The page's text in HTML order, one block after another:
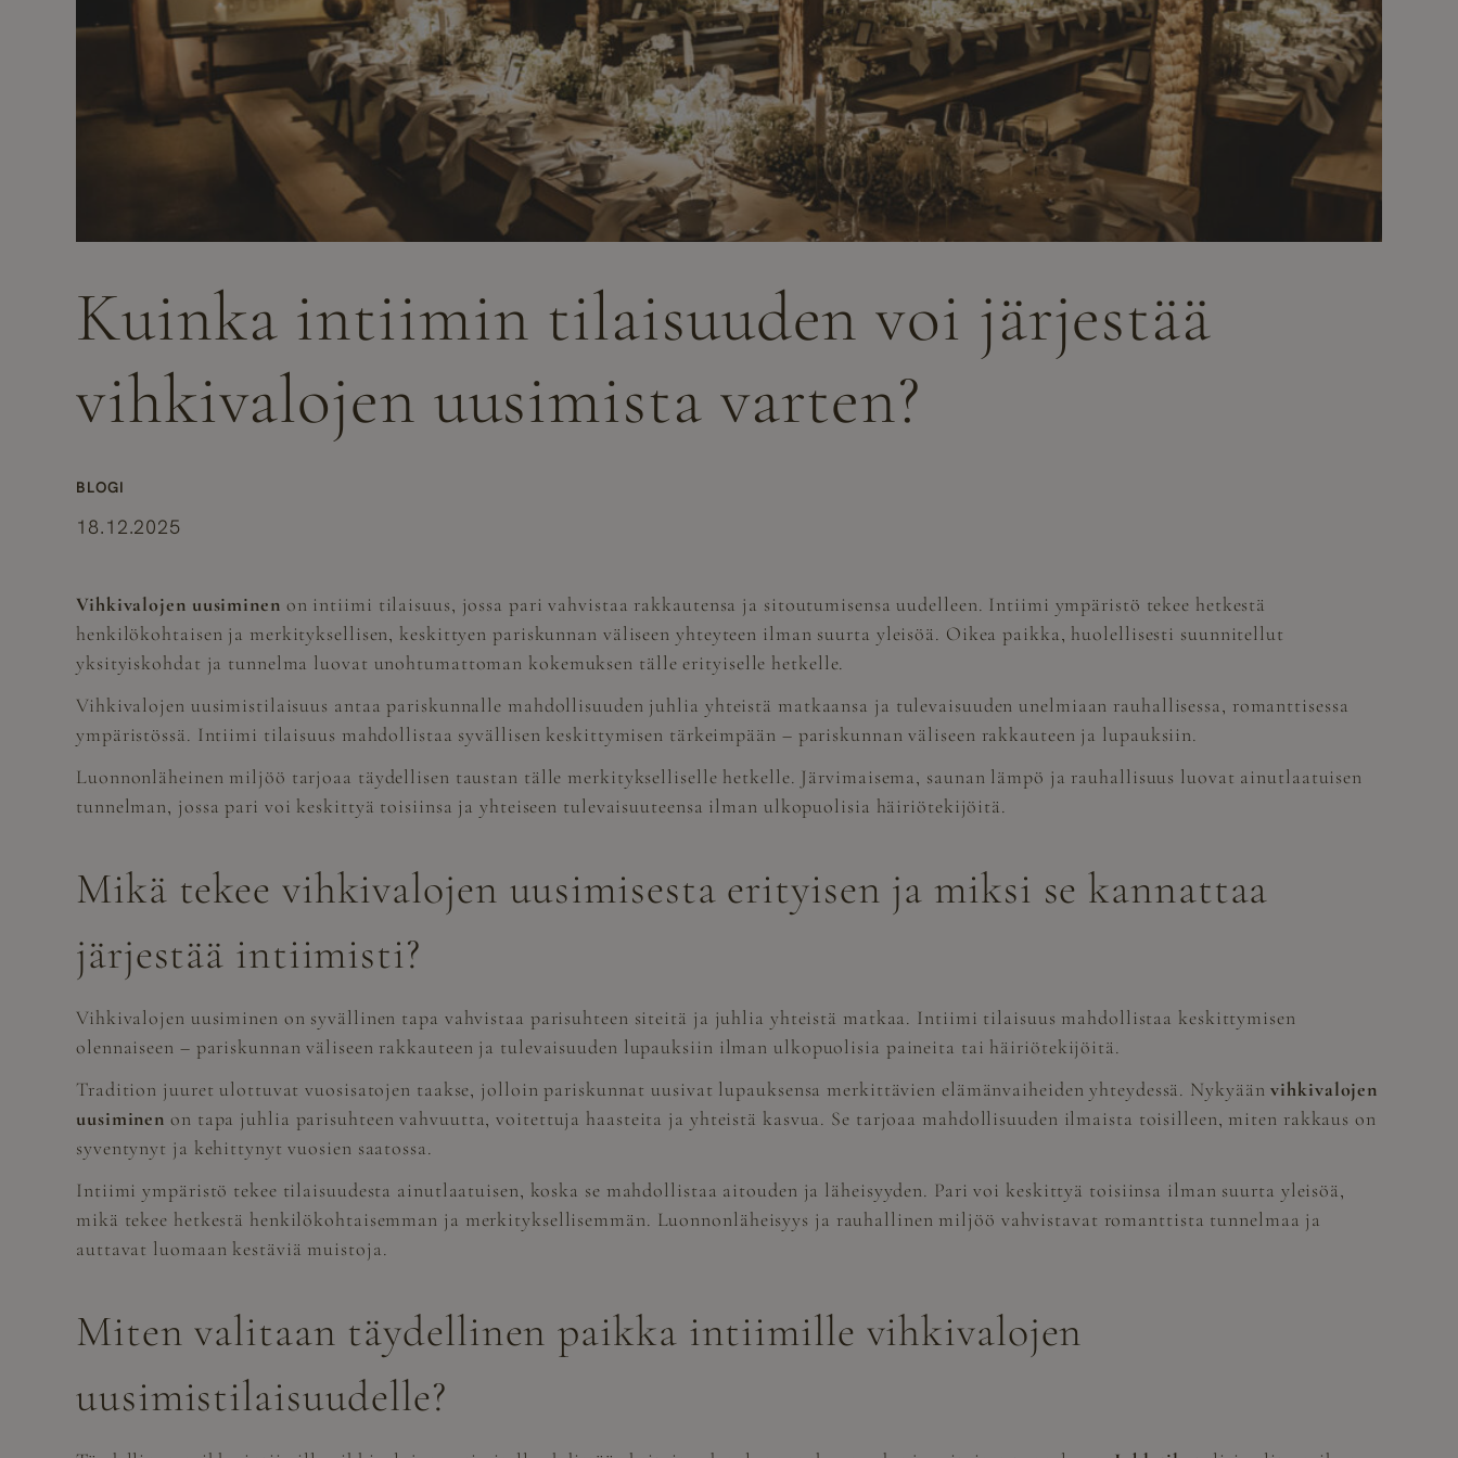
Kuinka intiimin tilaisuuden voi järjestää
vihkivalojen uusimista varten?
BLOGI
18.12.2025
Vihkivalojen uusiminen on intiimi tilaisuus, jossa pari vahvistaa rakkautensa ja sitoutumisensa uudelleen. Intiimi ympäristö tekee hetkestä
henkilökohtaisen ja merkityksellisen, keskittyen pariskunnan väliseen yhteyteen ilman suurta yleisöä. Oikea paikka, huolellisesti suunnitellut
yksityiskohdat ja tunnelma luovat unohtumattoman kokemuksen tälle erityiselle hetkelle.
Vihkivalojen uusimistilaisuus antaa pariskunnalle mahdollisuuden juhlia yhteistä matkaansa ja tulevaisuuden unelmiaan rauhallisessa, romanttisessa
ympäristössä. Intiimi tilaisuus mahdollistaa syvällisen keskittymisen tärkeimpään – pariskunnan väliseen rakkauteen ja lupauksiin.
Luonnonläheinen miljöö tarjoaa täydellisen taustan tälle merkitykselliselle hetkelle. Järvimaisema, saunan lämpö ja rauhallisuus luovat ainutlaatuisen
tunnelman, jossa pari voi keskittyä toisiinsa ja yhteiseen tulevaisuuteensa ilman ulkopuolisia häiriötekijöitä.
Mikä tekee vihkivalojen uusimisesta erityisen ja miksi se kannattaa
järjestää intiimisti?
Vihkivalojen uusiminen on syvällinen tapa vahvistaa parisuhteen siteitä ja juhlia yhteistä matkaa. Intiimi tilaisuus mahdollistaa keskittymisen
olennaiseen – pariskunnan väliseen rakkauteen ja tulevaisuuden lupauksiin ilman ulkopuolisia paineita tai häiriötekijöitä.
Tradition juuret ulottuvat vuosisatojen taakse, jolloin pariskunnat uusivat lupauksensa merkittävien elämänvaiheiden yhteydessä. Nykyäänvihkivalojen
uusiminen on tapa juhlia parisuhteen vahvuutta, voitettuja haasteita ja yhteistä kasvua. Se tarjoaa mahdollisuuden ilmaista toisilleen, miten rakkaus on
syventynyt ja kehittynyt vuosien saatossa.
Intiimi ympäristö tekee tilaisuudesta ainutlaatuisen, koska se mahdollistaa aitouden ja läheisyyden. Pari voi keskittyä toisiinsa ilman suurta yleisöä,
mikä tekee hetkestä henkilökohtaisemman ja merkityksellisemmän. Luonnonläheisyys ja rauhallinen miljöö vahvistavat romanttista tunnelmaa ja
auttavat luomaan kestäviä muistoja.
Miten valitaan täydellinen paikka intiimille vihkivalojen
uusimistilaisuudelle?